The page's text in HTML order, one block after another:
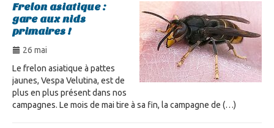
Frelon asiatique :
gare aux nids
primaires !
26 mai
Le frelon asiatique à pattes
jaunes, Vespa Velutina, est de
plus en plus présent dans nos
campagnes. Le mois de mai tire à sa fin, la campagne de (…)